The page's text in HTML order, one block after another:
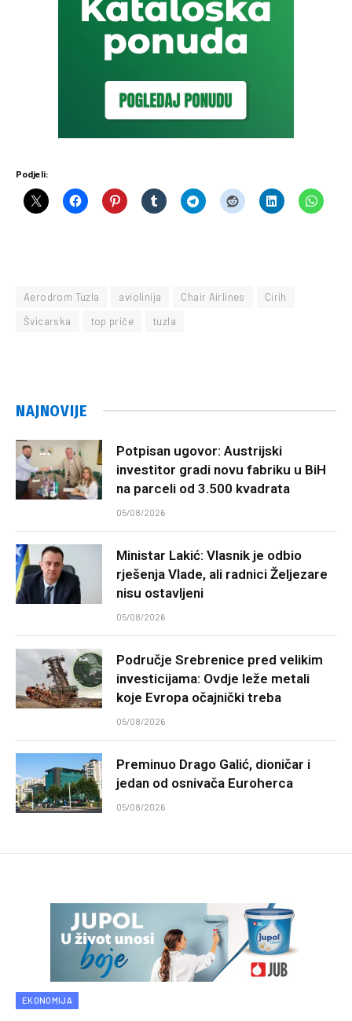
Podjeli:
Aerodrom Tuzla aviolinija Chair Airlines
Cirih
Švicarska
top priče tuzla
NAJNOVIJE
Potpisan ugovor: Austrijski
investitor gradi novu fabriku u BiH
na parceli od 3.500 kvadrata
05/08/2026
Ministar Lakić: Vlasnik je odbio
rješenja Vlade, ali radnici Željezare
nisu ostavljeni
05/08/2026
Područje Srebrenice pred velikim
investicijama: Ovdje leže metali
koje Evropa očajnički treba
05/08/2026
Preminuo Drago Galić, dioničar i
jedan od osnivača Euroherca
05/08/2026
EKONOMIJA